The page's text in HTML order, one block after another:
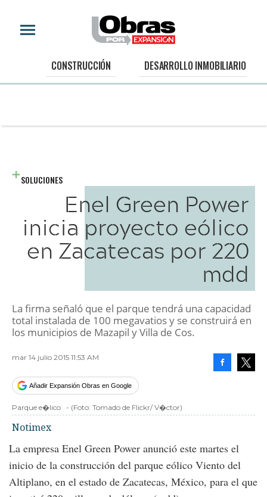
CONSTRUCCIÓN DESARROLLO INMOBILIARIO
SOLUCIONES
Enel Green Power
inicia proyecto eólico
en Zacatecas por 220
mdd
La firma señaló que el parque tendrá una capacidad
total instalada de 100 megavatios y se construirá en
los municipios de Mazapil y Villa de Cos.
mar 14 julio 2015 11:53 AM
Añadir Expansión Obras en Google
Parque e�lico - (Foto: Tomado de Flickr/ V�ctor)
Notimex
La empresa Enel Green Power anunció este martes el
inicio de la construcción del parque eólico Viento del
Altiplano, en el estado de Zacatecas, México, para el que